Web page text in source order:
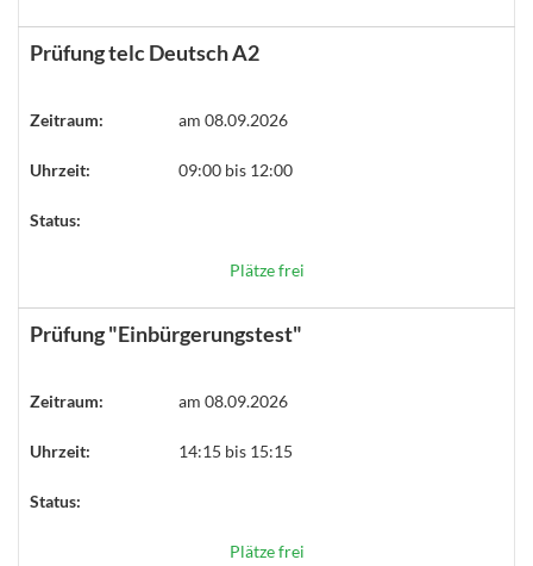
Prüfung telc Deutsch A2
Zeitraum: am 08.09.2026
Uhrzeit: 09:00 bis 12:00
Status:
Plätze frei
Prüfung "Einbürgerungstest"
Zeitraum: am 08.09.2026
Uhrzeit: 14:15 bis 15:15
Status:
Plätze frei